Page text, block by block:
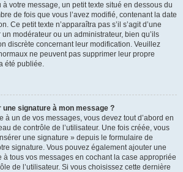
votre message, un petit texte situé en dessous du
de fois que vous l’avez modifié, contenant la date
Ce petit texte n’apparaîtra pas s’il s’agit d’une
modérateur ou un administrateur, bien qu’ils
discrète concernant leur modification. Veuillez
ne peuvent pas supprimer leur propre
été publiée.
signature à mon message ?
à un de vos messages, vous devez tout d’abord en
de contrôle de l’utilisateur. Une fois créée, vous
une signature » depuis le formulaire de
signature. Vous pouvez également ajouter une
tous vos messages en cochant la case appropriée
de l’utilisateur. Si vous choisissez cette dernière